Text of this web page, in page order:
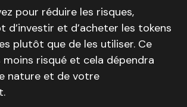
pour réduire les risques,
d’investir et d’acheter les tokens
plutôt que de les utiliser. Ce
risqué et cela dépendra
nature et de votre